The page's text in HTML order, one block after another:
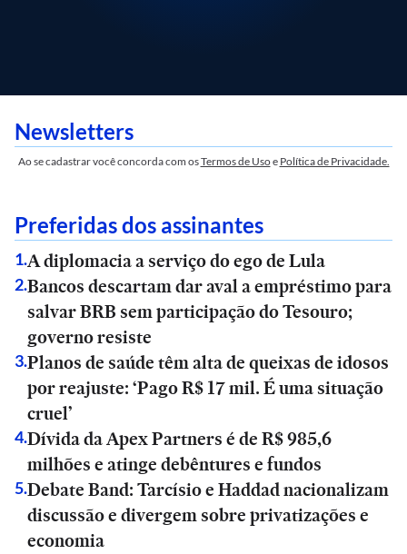
Newsletters
Ao se cadastrar você concorda com osTermos de Usoe Política de Privacidade.
Preferidas dos assinantes
1.A diplomacia a serviço do ego de Lula
2.Bancos descartam dar aval a empréstimo para
salvar BRB sem participação do Tesouro;
governo resiste
3.Planos de saúde têm alta de queixas de idosos
por reajuste: ‘Pago R$ 17 mil. É uma situação
cruel’
4.Dívida da Apex Partners é de R$ 985,6
milhões e atinge debêntures e fundos
5.Debate Band: Tarcísio e Haddad nacionalizam
discussão e divergem sobre privatizações e
economia